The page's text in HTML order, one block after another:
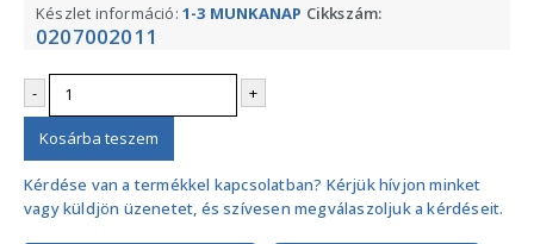
Készlet információ: 1-3 MUNKANAP Cikkszám:
0207002011
- +
Kosárba teszem
Kérdése van a termékkel kapcsolatban? Kérjük hívjon minket
vagy küldjön üzenetet, és szívesen megválaszoljuk a kérdéseit.